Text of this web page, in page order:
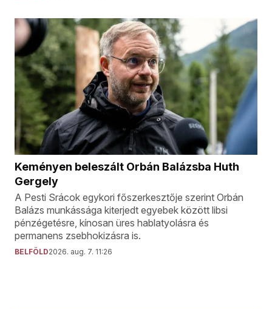
Keményen beleszált Orbán Balázsba Huth
Gergely
A Pesti Srácok egykori főszerkesztője szerint Orbán
Balázs munkássága kiterjedt egyebek között libsi
pénzégetésre, kínosan üres hablatyolásra és
permanens zsebhokizásra is.
BELFÖLD2026. aug. 7. 11:26